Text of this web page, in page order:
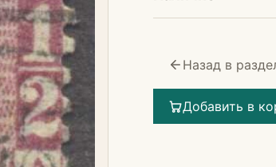
Назад в
Добавить в